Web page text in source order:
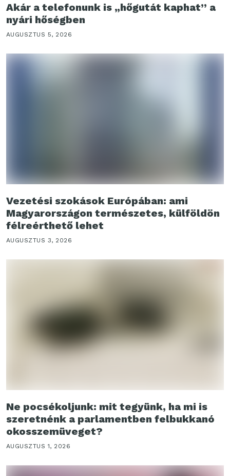
Akár a telefonunk is „hőgutát kaphat” a
nyári hőségben
AUGUSZTUS 5, 2026
Vezetési szokások Európában: ami
Magyarországon természetes, külföldön
félreérthető lehet
AUGUSZTUS 3, 2026
Ne pocsékoljunk: mit tegyünk, ha mi is
szeretnénk a parlamentben felbukkanó
okosszemüveget?
AUGUSZTUS 1, 2026